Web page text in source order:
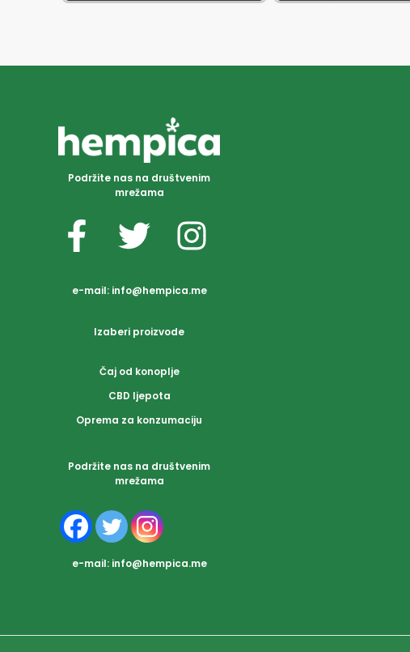
Podržite nas na društvenim
mrežama
e-mail: info@hempica.me
Izaberi proizvode
Čaj od konoplje
CBD ljepota
Oprema za konzumaciju
Podržite nas na društvenim
mrežama
e-mail: info@hempica.me